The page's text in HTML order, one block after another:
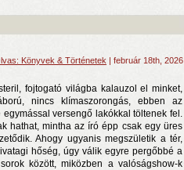
Könyvek & Történetek | február 18th, 2026
fojtogató világba kalauzol el minket,
nincs klímaszorongás, ebben az
versengő lakókkal töltenek fel.
hathat, mintha az író épp csak egy üres
Ahogy ugyanis megszületik a tér,
hőség, úgy válik egyre pergőbbé a
között, miközben a valóságshow-k